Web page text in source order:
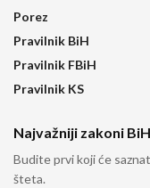
Porez
Pravilnik BiH
Pravilnik FBiH
Pravilnik KS
Najvažniji zakoni
Budite prvi koji će
šteta.